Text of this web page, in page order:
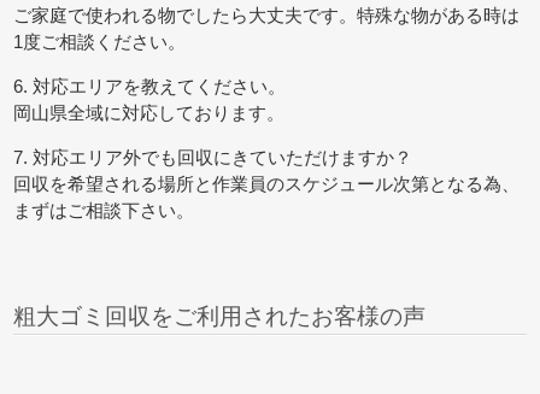
ご家庭で使われる物でしたら大丈夫です。特殊な物がある時は
1度ご相談ください。
6. 対応エリアを教えてください。
岡山県全域に対応しております。
7. 対応エリア外でも回収にきていただけますか？
回収を希望される場所と作業員のスケジュール次第となる為、
まずはご相談下さい。
粗大ゴミ回収をご利用されたお客様の声